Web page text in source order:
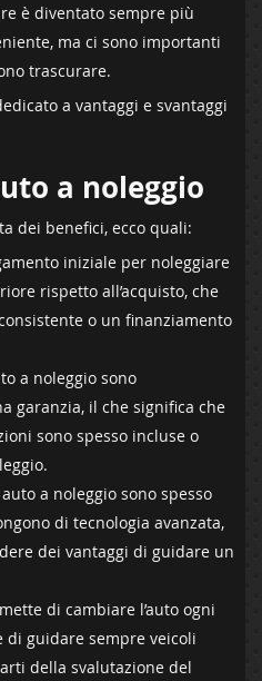
è diventato sempre più
ma ci sono importanti
trascurare.
a vantaggi e svantaggi
a noleggio
dei benefici, ecco quali:
iniziale per noleggiare
rispetto all’acquisto, che
o un finanziamento
a noleggio sono
garanzia, il che significa che
sono spesso incluse o
auto a noleggio sono spesso
di tecnologia avanzata,
dei vantaggi di guidare un
di cambiare l’auto ogni
di guidare sempre veicoli
della svalutazione del